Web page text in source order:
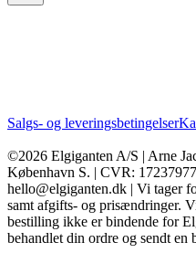
Salgs- og leveringsbetingelser
©2026 Elgiganten A/S | Arne
København S. | CVR:
hello@elgiganten.dk | Vi tager
samt afgifts- og prisændringer.
bestilling ikke er bindende for
behandlet din ordre og sendt en